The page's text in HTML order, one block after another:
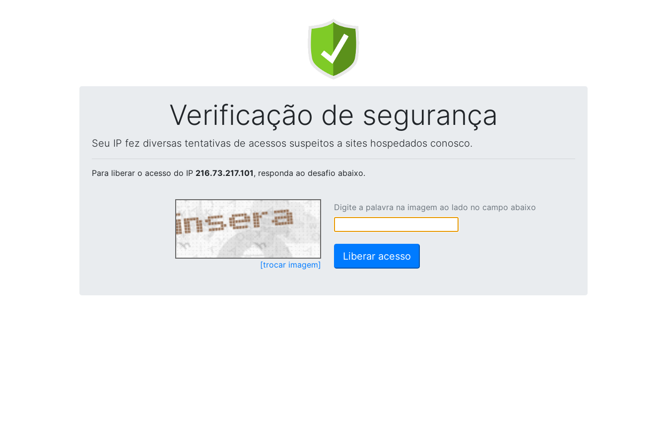
Verificação de segurança
Seu IP fez diversas tentativas de acessos suspeitos a sites hospedados conosco.
Para liberar o acesso do IP 216.73.217.101, responda ao desafio abaixo.
[trocar imagem]
Digite a palavra na imagem ao lado no campo abaixo